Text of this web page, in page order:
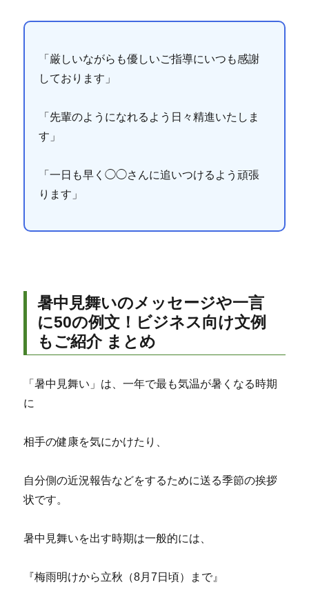
「厳しいながらも優しいご指導にいつも感謝
しております」
「先輩のようになれるよう日々精進いたしま
す」
「一日も早く◯◯さんに追いつけるよう頑張
ります」
暑中見舞いのメッセージや一言
に50の例文！ビジネス向け文例
もご紹介 まとめ
「暑中見舞い」は、一年で最も気温が暑くなる時期
に
相手の健康を気にかけたり、
自分側の近況報告などをするために送る季節の挨拶
状です。
暑中見舞いを出す時期は一般的には、
『梅雨明けから立秋（8月7日頃）まで』